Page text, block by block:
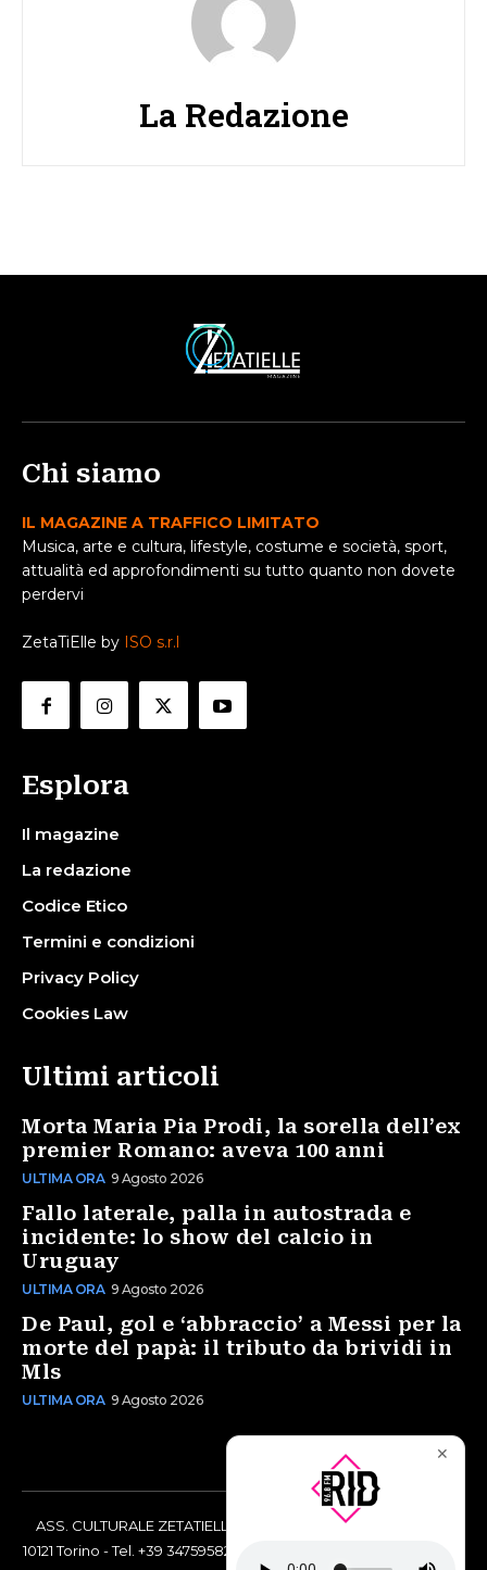
La Redazione
Chi siamo
IL MAGAZINE A TRAFFICO LIMITATO
Musica, arte e cultura, lifestyle, costume e società, sport,
attualità ed approfondimenti su tutto quanto non dovete
perdervi
ZetaTiElle by ISO s.r.l
Esplora
Il magazine
La redazione
Codice Etico
Termini e condizioni
Privacy Policy
Cookies Law
Ultimi articoli
Morta Maria Pia Prodi, la sorella dell’ex
premier Romano: aveva 100 anni
ULTIMA ORA 9 Agosto 2026
Fallo laterale, palla in autostrada e
incidente: lo show del calcio in
Uruguay
ULTIMA ORA 9 Agosto 2026
De Paul, gol e ‘abbraccio’ a Messi per la
morte del papà: il tributo da brividi in
Mls
ULTIMA ORA 9 Agosto 2026
ASS. CULTURALE ZETATIELLE OFF via Vittorio Amedeo II, 21 -
10121 Torino - Tel. +39 3475958238 - Codice Fiscale 97883690014
✕